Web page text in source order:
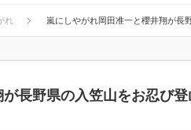
れ 嵐にしやがれ岡田准一と櫻井翔が長
長野県の入笠山をお忍び登